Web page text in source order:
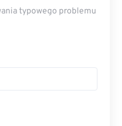
typowego problemu